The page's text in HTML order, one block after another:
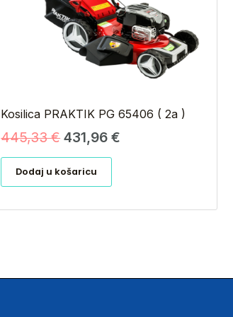
Kosilica PRAKTIK PG 65406 ( 2a )
445,33€ 431,96€
Dodaj u košaricu